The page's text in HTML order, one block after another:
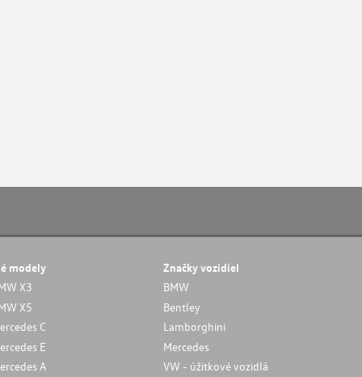
modely
X3
X5
C
E
A
Značky vozidiel
BMW
Bentley
Lamborghini
Mercedes
VW - úžitkové vozidlá